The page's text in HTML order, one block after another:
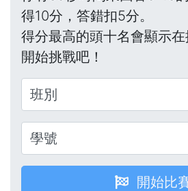
得10分，答錯扣5分。
得分最高的頭十名會顯示
開始挑戰吧！
開始比